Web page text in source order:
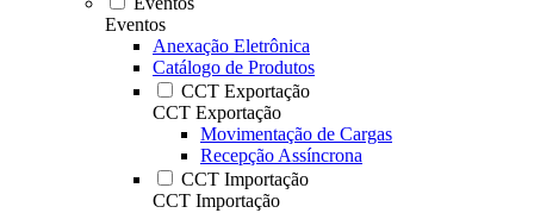
Eventos
Anexação Eletrônica
Catálogo de Produtos
CCT Exportação
CCT Exportação
Movimentação de Cargas
Recepção Assíncrona
CCT Importação
CCT Importação